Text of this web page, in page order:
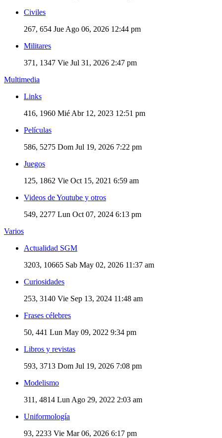
Civiles
267, 654 Jue Ago 06, 2026 12:44 pm
Militares
371, 1347 Vie Jul 31, 2026 2:47 pm
Multimedia
Links
416, 1960 Mié Abr 12, 2023 12:51 pm
Películas
586, 5275 Dom Jul 19, 2026 7:22 pm
Juegos
125, 1862 Vie Oct 15, 2021 6:59 am
Videos de Youtube y otros
549, 2277 Lun Oct 07, 2024 6:13 pm
Varios
Actualidad SGM
3203, 10665 Sab May 02, 2026 11:37 am
Curiosidades
253, 3140 Vie Sep 13, 2024 11:48 am
Frases célebres
50, 441 Lun May 09, 2022 9:34 pm
Libros y revistas
593, 3713 Dom Jul 19, 2026 7:08 pm
Modelismo
311, 4814 Lun Ago 29, 2022 2:03 am
Uniformología
93, 2233 Vie Mar 06, 2026 6:17 pm